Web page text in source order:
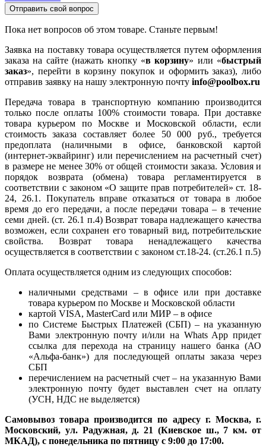
Отправить свой вопрос
Пока нет вопросов об этом товаре. Станьте первым!
Заявка на поставку товара осуществляется путем оформления
заказа на сайте (нажать кнопку «в корзину» или «быстрый
заказ», перейти в корзину покупок и оформить заказ), либо
отправив заявку на нашу электронную почту info@poolbox.ru
Передача товара в транспортную компанию производится
только после оплаты 100% стоимости товара. При доставке
товара курьером по Москве и Московской области, если
стоимость заказа составляет более 50 000 руб., требуется
предоплата (наличными в офисе, банковской картой
(интернет-эквайринг) или перечислением на расчетный счет)
в размере не менее 30% от общей стоимости заказа. Условия и
порядок возврата (обмена) товара регламентируется в
соответствии с законом «О защите прав потребителей» ст. 18-
24, 26.1. Покупатель вправе отказаться от товара в любое
время до его передачи, а после передачи товара – в течение
семи дней. (ст. 26.1 п.4) Возврат товара надлежащего качества
возможен, если сохранен его товарный вид, потребительские
свойства. Возврат товара ненадлежащего качества
осуществляется в соответствии с законом ст.18-24. (ст.26.1 п.5)
Оплата осуществляется одним из следующих способов:
наличными средствами – в офисе или при доставке
товара курьером по Москве и Московской области
картой VISA, MasterCard или МИР – в офисе
по Системе Быстрых Платежей (СБП) – на указанную
Вами электронную почту и/или на Whats App придет
ссылка для перехода на страницу нашего банка (АО
«Альфа-банк») для последующей оплаты заказа через
СБП
перечислением на расчетный счет – на указанную Вами
электронную почту будет выставлен счет на оплату
(УСН, НДС не выделяется)
Самовывоз товара производится по адресу г. Москва, г.
Московский, ул. Радужная, д. 21 (Киевское ш., 7 км. от
МКАД), с понедельника по пятницу с 9:00 до 17:00.